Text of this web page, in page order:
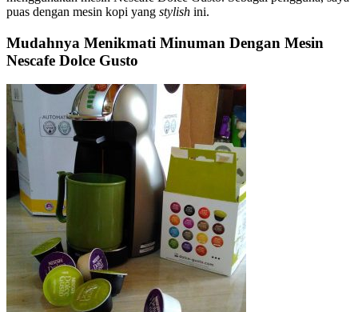
puas dengan mesin kopi yang stylish ini.
Mudahnya Menikmati Minuman Dengan Mesin
Nescafe Dolce Gusto